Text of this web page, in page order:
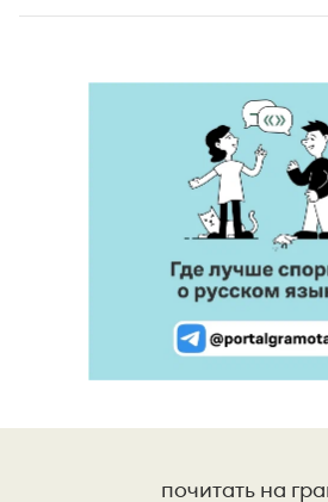
почитать на